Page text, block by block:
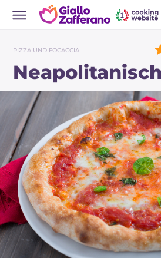
PIZZA UND FOCACCIA